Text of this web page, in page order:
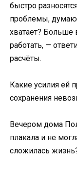
быстро
проблемы, думаю
хватает? Больше
работать, —
расчёты.
Какие усилия ей
сохранения
Вечером дома
плакала и не
сложилась